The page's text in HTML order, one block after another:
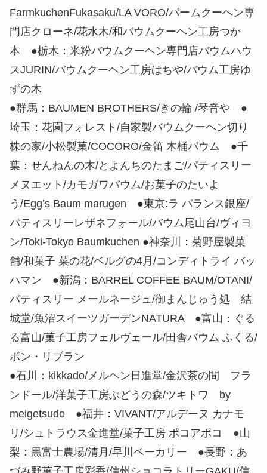
FarmkuchenFukasaku/LA VORO/バームクーヘン専
門店クローネ/花水木/和バウムクーヘン工房つか
本 ●栃木：米粉バウムクーヘン専門店バウムハウ
スJURIN/バウムクーヘン工房はちや/バウム工房ゆ
ずの木
●群馬：BAUMEN BROTHERS/きの輪 /琴音や ●
埼玉：花園フォレスト/自家製バウムクーヘン切り
株の家/小松製菓/COCORO/金笛 木桶バウム ●千
葉：せんねんの木/とよんちのたまご/パティスリー
メヌエット/カモガワバウム/お菓子のたいよ
う/Egg’s Baum marugen ●東京:ラ バランス銀座/
パティスリーレザネフォール/バウム尾山台/ヴィヨ
ン/Toki-Tokyo Baumkuchen ●神奈川：菊野屋製菓
舗/和菓子 菜の花/ベルグの4月/コンディトライ バッ
ハマン ●新潟：BARREL COFFEE BAUM/OTANI/
パティスリー メールネージュ/御まんじゅう処 結
城堂/魚沼スイーツガーデンNATURA ●富山：ぐる
る富山/菓子工房フェルヴェール/田舎バウム ふくる/
ボン・リブラン
●石川：kikkado/メルヘン日進堂/金沢茶の間 フラ
ンドール/洋菓子工房ぶどうの森/ツキトワ by
meigetsudo ●福井：VIVANT/アルデーヌ カナモ
リ/シュトラウス金進堂/菓子工房 ポコアポコ ●山
梨：黒富士農場/清月/早川ベーカリー ●長野：あ